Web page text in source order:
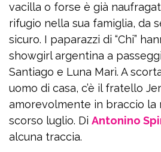
vacilla o forse è già
rifugio nella sua famiglia, da
sicuro. I paparazzi di “Chi”
showgirl argentina a
Santiago e Luna Marì. A
uomo di casa, c’è il fratello
amorevolmente in braccio la
scorso luglio. Di Antonino
alcuna traccia.